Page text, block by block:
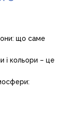
що саме
і кольори – це